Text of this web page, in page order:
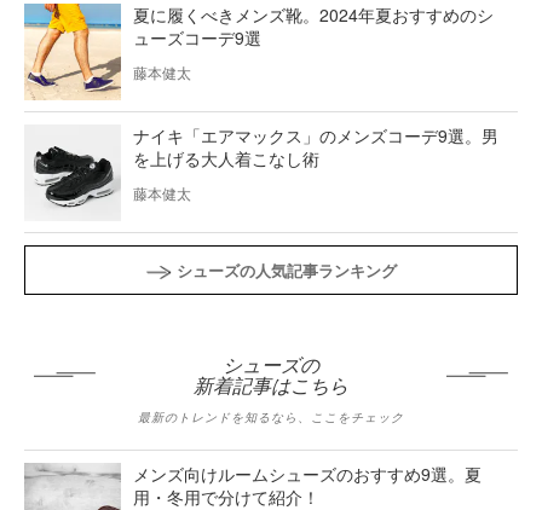
夏に履くべきメンズ靴。2024年夏おすすめのシ
ューズコーデ9選
藤本健太
ナイキ「エアマックス」のメンズコーデ9選。男
を上げる大人着こなし術
藤本健太
シューズの人気記事ランキング
シューズの
新着記事はこちら
最新のトレンドを知るなら、ここをチェック
メンズ向けルームシューズのおすすめ9選。夏
用・冬用で分けて紹介！